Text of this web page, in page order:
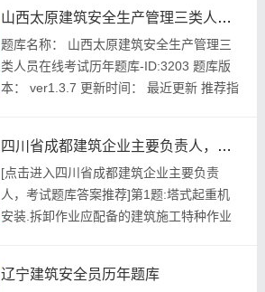
是()。A.基坑支护及开挖符合规范.设计及专
项施工方案的要求B.基坑周围地面排水措施
符合规范及专项施工方案的要求C.基坑地下
水控...
山西太原建筑安全生产管理三类人员在线考试历年题库
题库名称： 山西太原建筑安全生产管理三
类人员在线考试历年题库-ID:3203 题库版
本： ver1.3.7 更新时间： 最近更新 推荐指
人员资格考试建题帮APP题库研究中心 ...
四川省成都建筑企业主要负责人，考试题库答案推荐
[点击进入四川省成都建筑企业主要负责
人，考试题库答案推荐]第1题:塔式起重机
安装.拆卸作业应配备的建筑施工特种作业
工E.钢筋工参考答案:查看最佳答案第2题:
辽宁建筑安全员历年题库